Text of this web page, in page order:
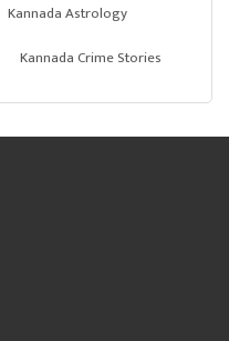
Kannada Astrology
Kannada Crime Stories